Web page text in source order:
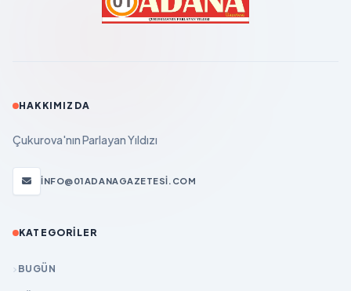
HAKKIMIZDA
Çukurova'nın Parlayan Yıldızı
INFO@01ADANAGAZETESI.COM
KATEGORILER
BUGÜN